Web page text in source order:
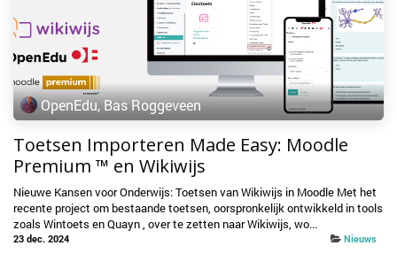
OpenEdu, Bas Roggeveen
Toetsen Importeren Made Easy: Moodle
Premium ™ en Wikiwijs
Nieuwe Kansen voor Onderwijs: Toetsen van Wikiwijs in Moodle Met het
recente project om bestaande toetsen, oorspronkelijk ontwikkeld in tools
zoals Wintoets en Quayn , over te zetten naar Wikiwijs, wo...
23 dec. 2024 Nieuws